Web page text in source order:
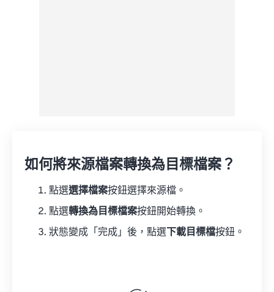
如何將來源檔案轉換為目標檔案？
點選選擇檔案按鈕選擇來源檔。
點選轉換為目標檔案按鈕開始轉換。
狀態變成「完成」後，點選 下載目標檔按鈕。